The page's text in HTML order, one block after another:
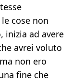
cose non
inizia ad avere
avrei voluto
non ero
fine che